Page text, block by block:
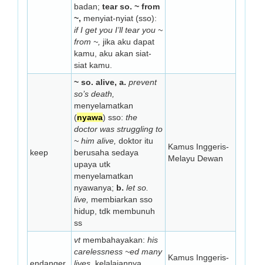
badan; tear so. ~ from
~, menyiat-nyiat (sso):
if I get you I’ll tear you ~
from ~, jika aku dapat
kamu, aku akan siat-
siat kamu.
keep
~ so. alive, a. prevent
so’s death,
menyelamatkan
(nyawa) sso: the
doctor was struggling to
~ him alive, doktor itu
berusaha sedaya
upaya utk
menyelamatkan
nyawanya; b. let so.
live, membiarkan sso
hidup, tdk membunuh
ss
Kamus Inggeris-
Melayu Dewan
vtmembahayakan: his
carelessness ~ed many
Kamus Inggeris-